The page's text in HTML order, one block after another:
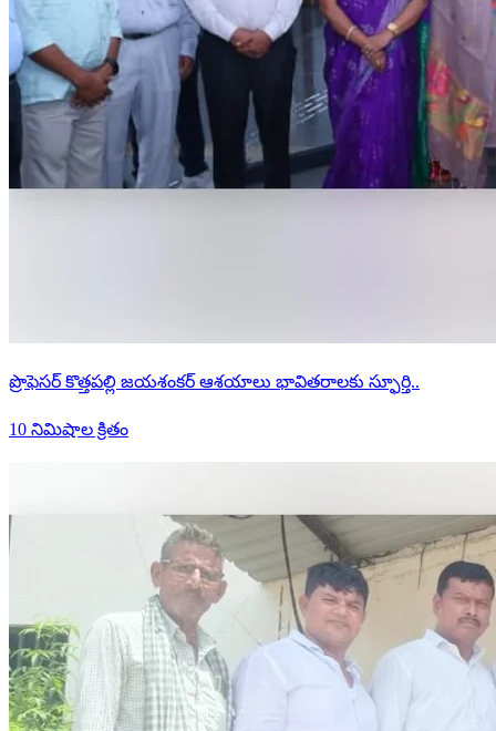
ప్రొఫెసర్ కొత్తపల్లి జయశంకర్ ఆశయాలు భావితరాలకు స్ఫూర్తి..
10 నిమిషాల క్రితం